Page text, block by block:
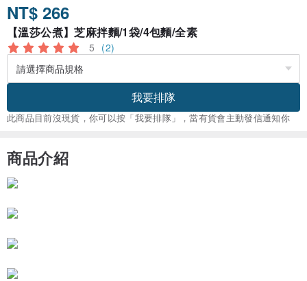
NT$ 266
【溫莎公煮】芝麻拌麵/1袋/4包麵/全素
5 (2)
我要排隊
此商品目前沒現貨，你可以按「我要排隊」，當有貨會主動發信通知你
商品介紹